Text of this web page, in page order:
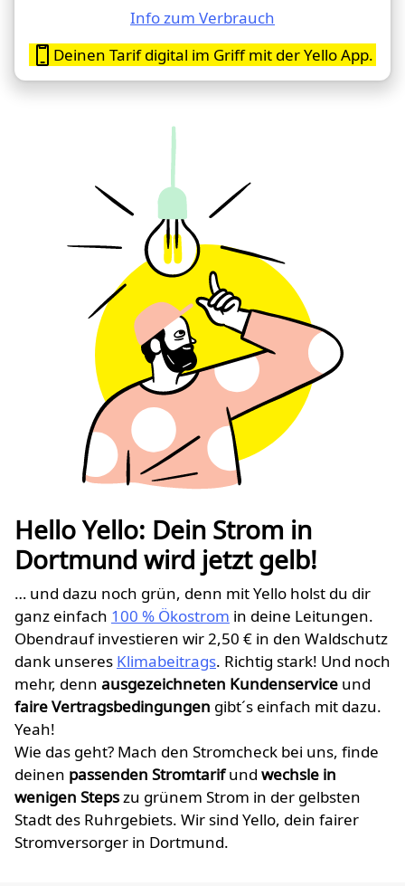
Info zum Verbrauch
Deinen Tarif digital im Griff mit der Yello App.
Hello Yello: Dein Strom in
Dortmund wird jetzt gelb!
… und dazu noch grün, denn mit Yello holst du dir
ganz einfach 100 % Ökostrom in deine Leitungen.
Obendrauf investieren wir 2,50 € in den Waldschutz
dank unseres Klimabeitrags. Richtig stark! Und noch
mehr, denn ausgezeichneten Kundenservice und
faire Vertragsbedingungen gibt´s einfach mit dazu.
Yeah!
Wie das geht? Mach den Stromcheck bei uns, finde
deinen passenden Stromtarifund wechsle in
wenigen Stepszu grünem Strom in der gelbsten
Stadt des Ruhrgebiets. Wir sind Yello, dein fairer
Stromversorger in Dortmund.